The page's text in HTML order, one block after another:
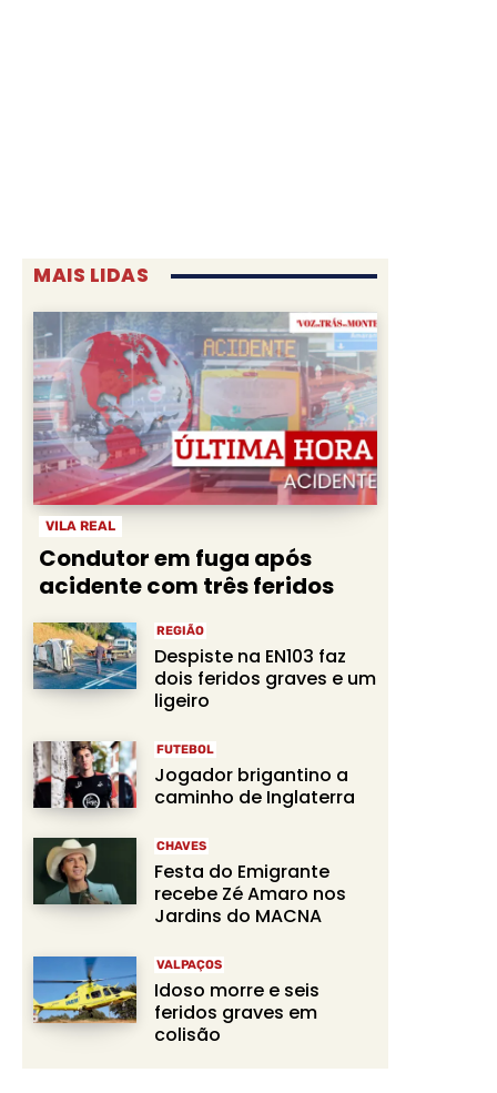
MAIS LIDAS
VILA REAL
Condutor em fuga após
acidente com três feridos
REGIÃO
Despiste na EN103 faz
dois feridos graves e um
ligeiro
FUTEBOL
Jogador brigantino a
caminho de Inglaterra
CHAVES
Festa do Emigrante
recebe Zé Amaro nos
Jardins do MACNA
VALPAÇOS
Idoso morre e seis
feridos graves em
colisão